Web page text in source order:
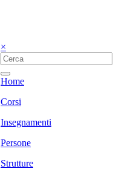
×
Home
Corsi
Insegnamenti
Persone
Strutture